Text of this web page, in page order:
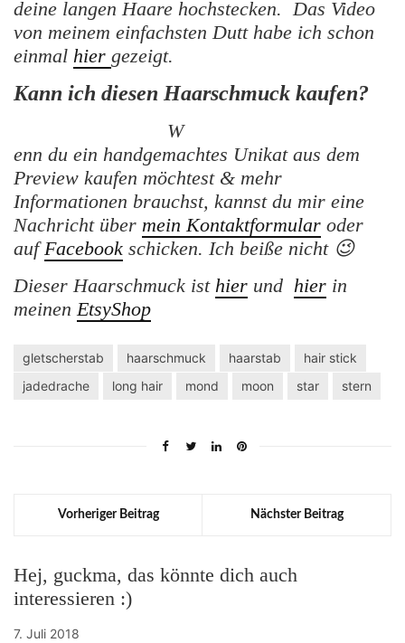
deine langen Haare hochstecken. Das Video
von meinem einfachsten Dutt habe ich schon
einmal hier gezeigt.
Kann ich diesen Haarschmuck kaufen?
W
enn du ein handgemachtes Unikat aus dem
Preview kaufen möchtest & mehr
Informationen brauchst, kannst du mir eine
Nachricht über mein Kontaktformular oder
aufFacebook schicken. Ich beiße nicht 😉
Dieser Haarschmuck ist hier und hier in
meinenEtsyShop
gletscherstab haarschmuck haarstab
hair stick
jadedrache
long hair mond moon star stern
Vorheriger Beitrag Nächster Beitrag
Hej, guckma, das könnte dich auch
interessieren :)
7. Juli 2018